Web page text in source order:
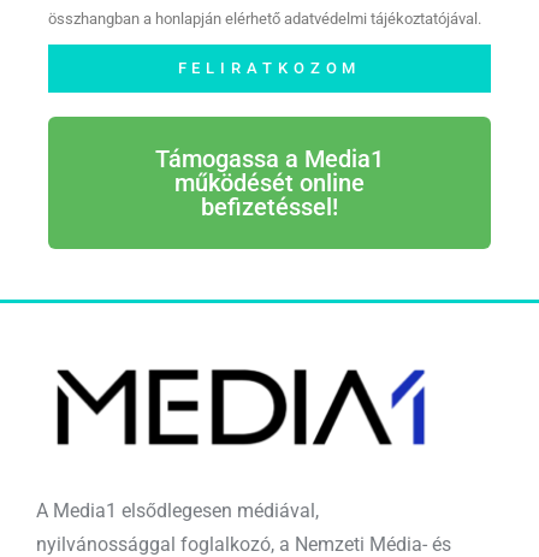
összhangban a honlapján elérhető adatvédelmi tájékoztatójával.
FELIRATKOZOM
Támogassa a Media1
működését online
befizetéssel!
A Media1 elsődlegesen médiával,
nyilvánossággal foglalkozó, a Nemzeti Média- és